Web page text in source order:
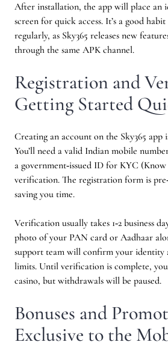
After installation, the app will place an
screen for quick access. It’s a good
regularly, as Sky365 releases new
through the same APK channel.
Registration and
Getting Started
Creating an account on the Sky365 app
You’ll need a valid Indian mobile
a government‑issued ID for KYC
verification. The registration form is
saving you time.
Verification usually takes 1‑2 business
photo of your PAN card or Aadhaar
support team will confirm your identity
limits. Until verification is complete,
casino, but withdrawals will be paused.
Bonuses and
Exclusive to the